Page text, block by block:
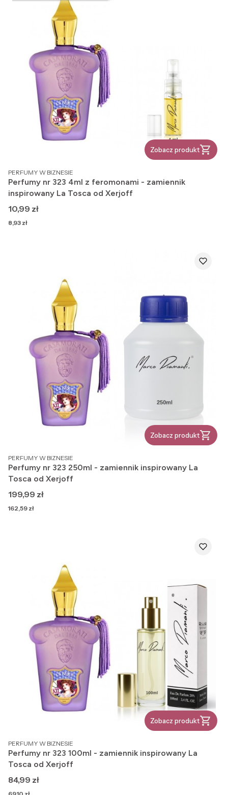
Zobacz produkt
PRODUCENT
PERFUMY W BIZNESIE
Perfumy nr 323 4ml z feromonami - zamiennik
inspirowany La Tosca od Xerjoff
Cena
10,99 zł
Cena
8,93 zł
Zobacz produkt
PRODUCENT
PERFUMY W BIZNESIE
Perfumy nr 323 250ml - zamiennik inspirowany La
Tosca od Xerjoff
Cena
199,99 zł
Cena
162,59 zł
Zobacz produkt
PRODUCENT
PERFUMY W BIZNESIE
Perfumy nr 323 100ml - zamiennik inspirowany La
Tosca od Xerjoff
Cena
84,99 zł
Cena